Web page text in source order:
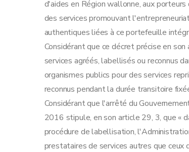
d'aides en Région wallonne, aux
des services promouvant
authentiques liées à ce portefeuille
Considérant que ce décret précise en
services agréés, labellisés ou reconnus
organismes publics pour des services
reconnus pendant la durée transitoire
Considérant que l'arrêté du
2016 stipule, en son article 29, 3, que «
procédure de labellisation,
prestataires de services autres que ceux